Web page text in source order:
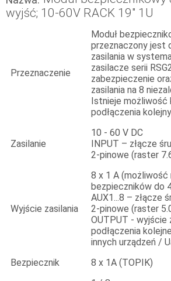
wyjść; 10-60V RACK 19" 1U
Przeznaczenie
Moduł
przeznaczony jest
zasilania w
zasilacze serii
zabezpieczenie
zasilania na 8
Istnieje możliwość
podłączenia
Zasilanie
10 - 60 V DC
INPUT – złącze
2-pinowe (raster
Wyjście zasilania
8 x 1 A (możliwość
bezpieczników do
AUX1...8 – złącze
2-pinowe (raster
OUTPUT - wyjście
podłączenia
innych urządzeń /
Bezpiecznik
8 x 1A (TOPIK)